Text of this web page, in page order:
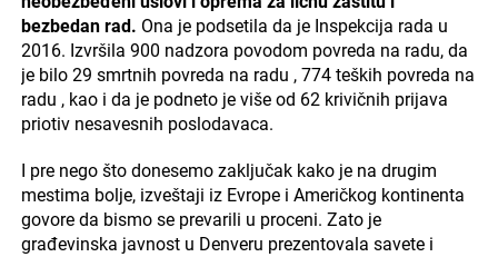
bezbedan rad. Ona je podsetila da je Inspekcija rada u
2016. Izvršila 900 nadzora povodom povreda na radu, da
je bilo 29 smrtnih povreda na radu , 774 teških povreda na
radu , kao i da je podneto je više od 62 krivičnih prijava
priotiv nesavesnih poslodavaca.
I pre nego što donesemo zaključak kako je na drugim
mestima bolje, izveštaji iz Evrope i Američkog kontinenta
govore da bismo se prevarili u proceni. Zato je
građevinska javnost u Denveru prezentovala savete i